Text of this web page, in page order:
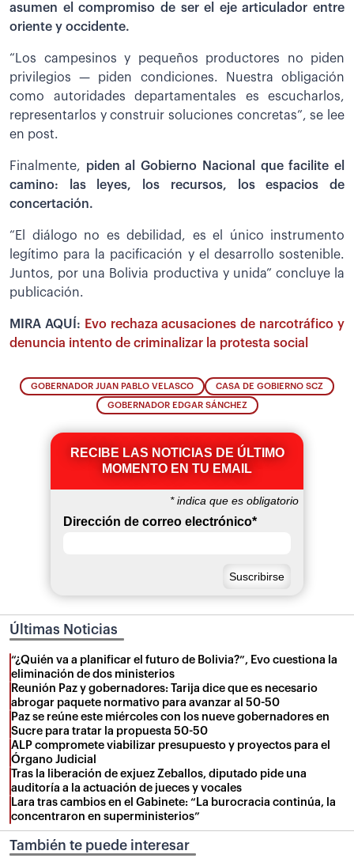
asumen el compromiso de ser el eje articulador entre
oriente y occidente.
“Los campesinos y pequeños productores no piden
privilegios — piden condiciones. Nuestra obligación
como autoridades departamentales es escucharlos,
representarlos y construir soluciones concretas”, se lee
en post.
Finalmente, piden al Gobierno Nacional que facilite el
camino: las leyes, los recursos, los espacios de
concertación.
“El diálogo no es debilidad, es el único instrumento
legítimo para la pacificación y el desarrollo sostenible.
Juntos, por una Bolivia productiva y unida” concluye la
publicación.
MIRA AQUÍ: Evo rechaza acusaciones de narcotráfico y
denuncia intento de criminalizar la protesta social
GOBERNADOR JUAN PABLO VELASCO CASA DE GOBIERNO SCZ
GOBERNADOR EDGAR SÁNCHEZ
RECIBE LAS NOTICIAS DE ÚLTIMO
MOMENTO EN TU EMAIL
*indica que es obligatorio
Dirección de correo electrónico*
Últimas Noticias
“¿Quién va a planificar el futuro de Bolivia?”, Evo cuestiona la
eliminación de dos ministerios
Reunión Paz y gobernadores: Tarija dice que es necesario
abrogar paquete normativo para avanzar al 50-50
Paz se reúne este miércoles con los nueve gobernadores en
Sucre para tratar la propuesta 50-50
ALP compromete viabilizar presupuesto y proyectos para el
Órgano Judicial
Tras la liberación de exjuez Zeballos, diputado pide una
auditoría a la actuación de jueces y vocales
Lara tras cambios en el Gabinete: “La burocracia continúa, la
concentraron en superministerios”
También te puede interesar